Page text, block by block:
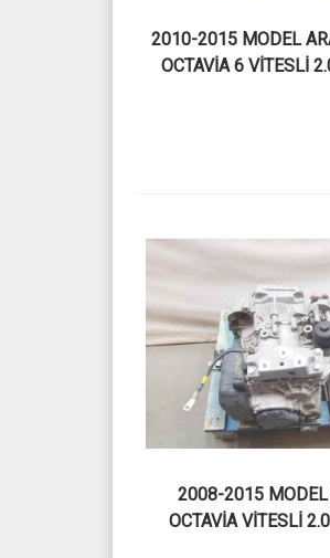
2010-2015 MODEL
OCTAVİA 6 VİTESLİ
2008-2015 MODEL
OCTAVİA VİTESLİ